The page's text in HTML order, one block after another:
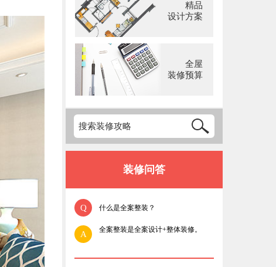
精品
设计方案
全屋
装修预算
装修问答
Q 什么是全案整装？
A 全案整装是全案设计+整体装修。